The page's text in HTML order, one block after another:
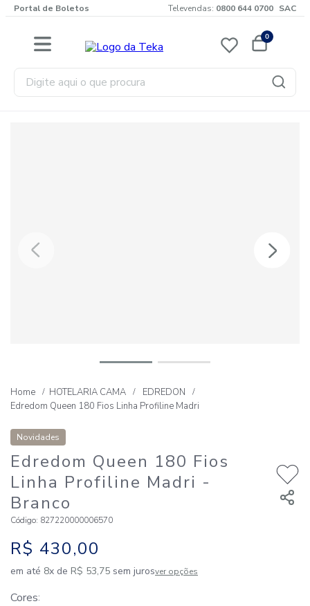
Portal de Boletos Televendas: 0800 644 0700 SAC
0
Digite aqui o que procura
HOTELARIA CAMA
EDREDON
Edredom Queen 180 Fios Linha Profiline Madri
Novidades
Edredom Queen 180 Fios
Linha Profiline Madri -
Branco
Código: 827220000006570
R$ 430,00
em até 8x de R$ 53,75 sem jurosver opções
Cores